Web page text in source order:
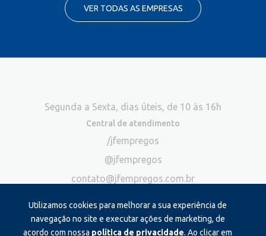
VER TODAS AS EMPRESAS
Utilizamos cookies para melhorar a sua experiência de
navegação no site e executar ações de marketing, de
acordo com nossa política de privacidade. Ao clicar em
Segunda a Sexta, dias úteis, de 10 às 16h
Central de atendimento
/jfempregos
@jfempregos
contato@jfempregos.com.br
Publicidade
*Exclusivo para atendimento via chat. Não atendemos ligações neste